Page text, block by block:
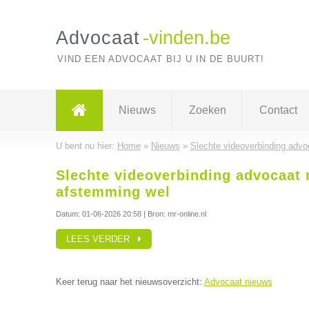
Advocaat -vinden.be
VIND EEN ADVOCAAT BIJ U IN DE BUURT!
Nieuws Zoeken Contact
U bent nu hier: Home» Nieuws » Slechte videoverbinding
Slechte videoverbinding
afstemming wel
Datum: 01-06-2026 20:58| Bron: mr-online.nl
LEES VERDER
Keer terug naar het nieuwsoverzicht: Advocaat nieuws